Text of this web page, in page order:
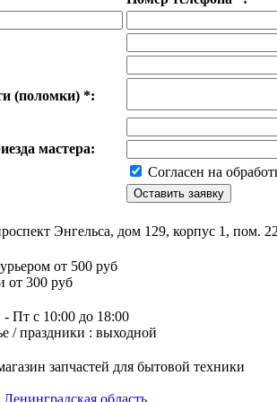
(поломки) *:
мастера:
Согласен на
Энгельса, дом 129, корпус 1, пом.
от 500 руб
от 300 руб
Пт с 10:00 до 18:00
/ праздники : выходной
запчастей для бытовой техники